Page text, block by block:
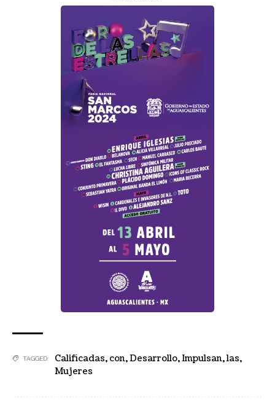
TAGGED: Calificadas, con,Desarrollo,Impulsan,las,
Mujeres